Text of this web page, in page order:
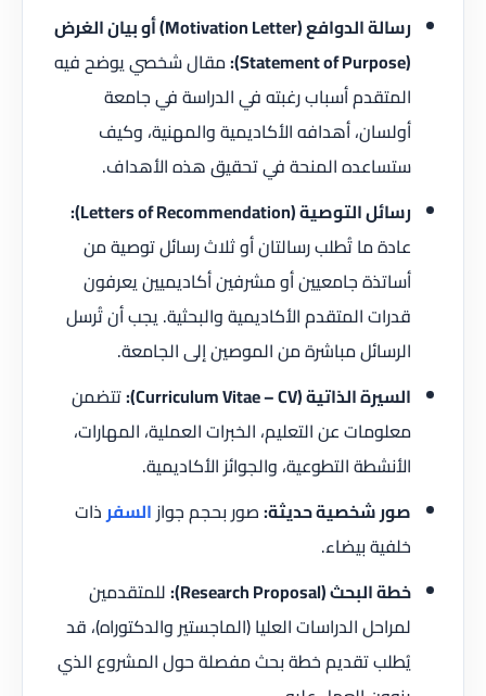
رسالة الدوافع (Motivation Letter) أو بيان الغرض
(Statement of Purpose):
مقال شخصي يوضح فيه
المتقدم أسباب رغبته في الدراسة في جامعة
أولسان، أهدافه الأكاديمية والمهنية، وكيف
ستساعده المنحة في تحقيق هذه الأهداف.
رسائل التوصية (Letters of Recommendation):
عادة ما تُطلب رسالتان أو ثلاث رسائل توصية من
أساتذة جامعيين أو مشرفين أكاديميين يعرفون
قدرات المتقدم الأكاديمية والبحثية. يجب أن تُرسل
الرسائل مباشرة من الموصين إلى الجامعة.
السيرة الذاتية (Curriculum Vitae – CV):
تتضمن
معلومات عن التعليم، الخبرات العملية، المهارات،
الأنشطة التطوعية، والجوائز الأكاديمية.
صور شخصية حديثة:صور بحجم جوازالسفرذات
خلفية بيضاء.
خطة البحث (Research Proposal):
للمتقدمين
لمراحل الدراسات العليا (الماجستير والدكتوراه)، قد
يُطلب تقديم خطة بحث مفصلة حول المشروع الذي